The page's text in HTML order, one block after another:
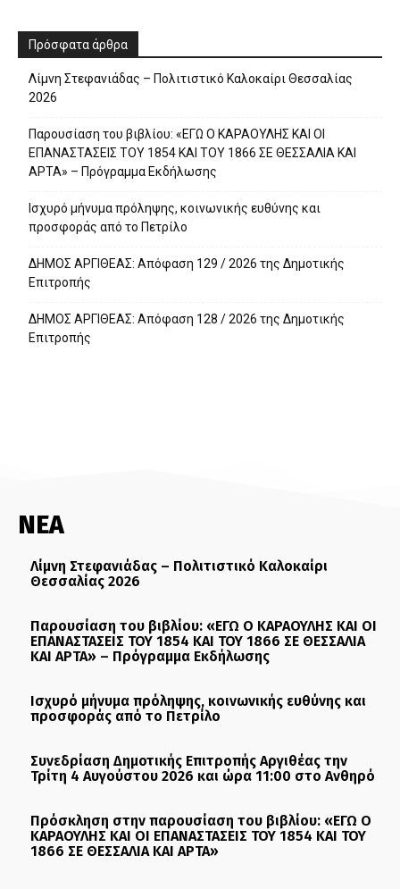
Πρόσφατα άρθρα
Λίμνη Στεφανιάδας – Πολιτιστικό Καλοκαίρι Θεσσαλίας
2026
Παρουσίαση του βιβλίου: «ΕΓΩ Ο ΚΑΡΑΟΥΛΗΣ ΚΑΙ ΟΙ
ΕΠΑΝΑΣΤΑΣΕΙΣ ΤΟΥ 1854 ΚΑΙ ΤΟΥ 1866 ΣΕ ΘΕΣΣΑΛΙΑ ΚΑΙ
ΑΡΤΑ» – Πρόγραμμα Εκδήλωσης
Ισχυρό μήνυμα πρόληψης, κοινωνικής ευθύνης και
προσφοράς από το Πετρίλο
ΔΗΜΟΣ ΑΡΓΙΘΕΑΣ: Απόφαση 129 / 2026 της Δημοτικής
Επιτροπής
ΔΗΜΟΣ ΑΡΓΙΘΕΑΣ: Απόφαση 128 / 2026 της Δημοτικής
Επιτροπής
ΝΕΑ
Λίμνη Στεφανιάδας – Πολιτιστικό Καλοκαίρι
Θεσσαλίας 2026
Παρουσίαση του βιβλίου: «ΕΓΩ Ο ΚΑΡΑΟΥΛΗΣ ΚΑΙ ΟΙ
ΕΠΑΝΑΣΤΑΣΕΙΣ ΤΟΥ 1854 ΚΑΙ ΤΟΥ 1866 ΣΕ ΘΕΣΣΑΛΙΑ
ΚΑΙ ΑΡΤΑ» – Πρόγραμμα Εκδήλωσης
Ισχυρό μήνυμα πρόληψης, κοινωνικής ευθύνης και
προσφοράς από το Πετρίλο
Συνεδρίαση Δημοτικής Επιτροπής Αργιθέας την
Τρίτη 4 Αυγούστου 2026 και ώρα 11:00 στο Ανθηρό
Πρόσκληση στην παρουσίαση του βιβλίου: «ΕΓΩ Ο
ΚΑΡΑΟΥΛΗΣ ΚΑΙ ΟΙ ΕΠΑΝΑΣΤΑΣΕΙΣ ΤΟΥ 1854 ΚΑΙ ΤΟΥ
1866 ΣΕ ΘΕΣΣΑΛΙΑ ΚΑΙ ΑΡΤΑ»